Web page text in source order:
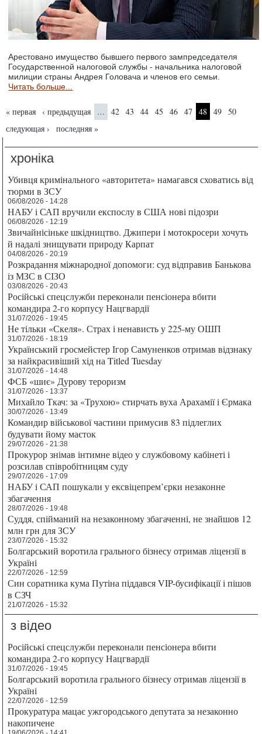
Арестовано имущество бывшего первого зампредседателя
Государственной налоговой службы - начальника налоговой
милиции страны Андрея Головача и членов его семьи.
Читать больше...
Страницы
« первая ‹ предыдущая … 42 43 44 45 46 47 48 49
50
следующая ›
последняя »
хроніка
Убивця кримінального «авторитета» намагався сховатись від
тюрми в ЗСУ
06/08/2026 - 14:28
НАБУ і САП вручили експослу в США нові підозри
06/08/2026 - 12:19
Звичайнісіньке шкідництво. Джипери і мотокросери хочуть
й надалі знищувати природу Карпат
04/08/2026 - 20:19
Розкрадання міжнародної допомоги: суд відправив Банькова
із МЗС в СІЗО
03/08/2026 - 20:43
Російські спецслужби переконали пенсіонера вбити
командира 2-го корпусу Нацгвардії
31/07/2026 - 19:45
Не тільки «Скеля». Страх і ненависть у 225-му ОШП
31/07/2026 - 18:19
Український гросмейстер Ігор Самуненков отримав відзнаку
за найкрасивіший хід на Titled Tuesday
31/07/2026 - 14:48
ФСБ «шиє» Дурову тероризм
31/07/2026 - 13:37
Михайло Ткач: за «Трухою» стирчать вуха Арахамії і Єрмака
30/07/2026 - 13:49
Командир військової частини примусив 83 підлеглих
будувати йому маєток
29/07/2026 - 21:38
Прокурор знімав інтимне відео у службовому кабінеті і
розсилав співробітницям суду
29/07/2026 - 17:09
НАБУ і САП пошукали у ексвіцепрем’єрки незаконне
збагачення
28/07/2026 - 19:48
Суддя, спійманий на незаконному збагаченні, не знайшов 12
млн грн для ЗСУ
23/07/2026 - 15:32
Болгарський воротила грального бізнесу отримав ліцензії в
Україні
22/07/2026 - 12:59
Син соратника кума Путіна піддався VIP-бусифікації і пішов
в СЗЧ
21/07/2026 - 15:32
з відео
Російські спецслужби переконали пенсіонера вбити
командира 2-го корпусу Нацгвардії
31/07/2026 - 19:45
Болгарський воротила грального бізнесу отримав ліцензії в
Україні
22/07/2026 - 12:59
Прокуратура мацає ужгородського депутата за незаконно
накопичене